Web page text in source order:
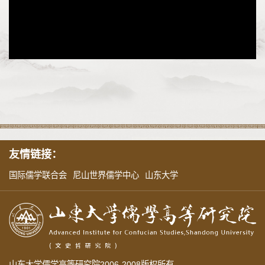
友情链接：
国际儒学联合会 尼山世界儒学中心 山东大学